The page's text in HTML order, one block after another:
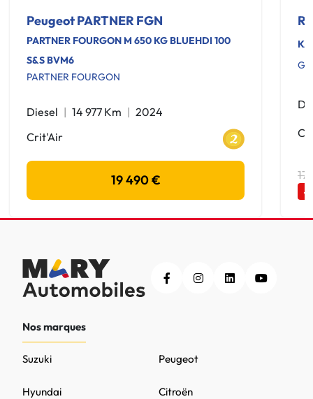
Peugeot PARTNER FGN
PARTNER FOURGON M 650 KG BLUEHDI 100
S&S BVM6
PARTNER FOURGON
Diesel 14 977 Km
2024
Crit'Air
19 490 €
17
-
Nos marques
Peugeot
Citroën
Hyundai
Suzuki